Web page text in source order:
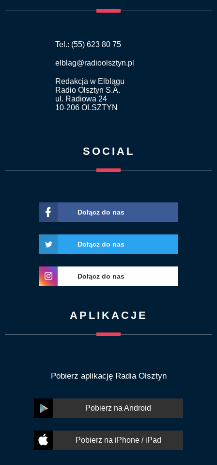
Tel.: (55) 623 80 75
elblag@radioolsztyn.pl
Redakcja w Elblągu
Radio Olsztyn S.A.
ul. Radiowa 24
10-206 OLSZTYN
SOCIAL
Dołącz do nas
Dołącz do nas
Dołącz do nas
APLIKACJE
Pobierz aplikację Radia Olsztyn
Pobierz na Android
Pobierz na iPhone / iPad